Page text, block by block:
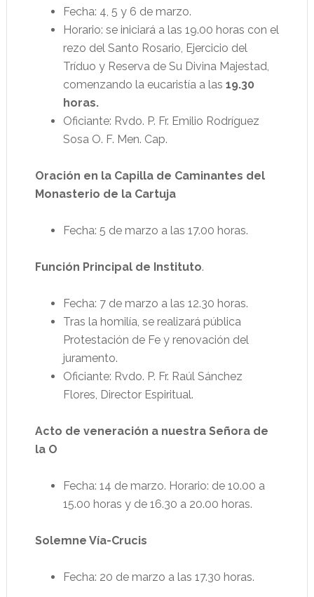
Fecha: 4, 5 y 6 de marzo.
Horario: se iniciará a las 19.00 horas con el
rezo del Santo Rosario, Ejercicio del
Tríduo y Reserva de Su Divina Majestad,
comenzando la eucaristía a las 19.30
horas.
Oficiante: Rvdo. P. Fr. Emilio Rodríguez
Sosa O. F. Men. Cap.
Oración en la Capilla de Caminantes del
Monasterio de la Cartuja
Fecha: 5 de marzo a las 17.00 horas.
Función Principal de Instituto.
Fecha: 7 de marzo a las 12.30 horas.
Tras la homilía, se realizará pública
Protestación de Fe y renovación del
juramento.
Oficiante: Rvdo. P. Fr. Raúl Sánchez
Flores, Director Espiritual.
Acto de veneración a nuestra Señora de
la O
Fecha: 14 de marzo. Horario: de 10.00 a
15.00 horas y de 16.30 a 20.00 horas.
Solemne Vía-Crucis
Fecha: 20 de marzo a las 17.30 horas.